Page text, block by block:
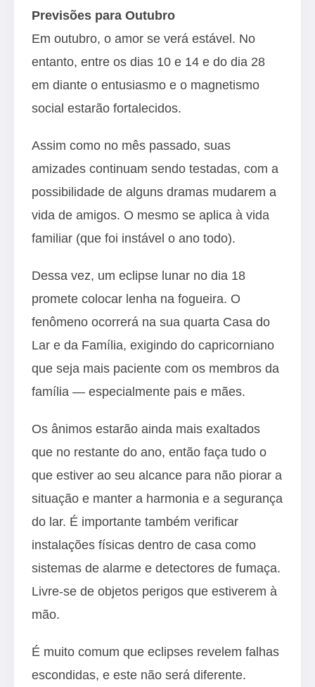
Previsões para Outubro
Em outubro, o amor se verá estável. No
entanto, entre os dias 10 e 14 e do dia 28
em diante o entusiasmo e o magnetismo
social estarão fortalecidos.
Assim como no mês passado, suas
amizades continuam sendo testadas, com a
possibilidade de alguns dramas mudarem a
vida de amigos. O mesmo se aplica à vida
familiar (que foi instável o ano todo).
Dessa vez, um eclipse lunar no dia 18
promete colocar lenha na fogueira. O
fenômeno ocorrerá na sua quarta Casa do
Lar e da Família, exigindo do capricorniano
que seja mais paciente com os membros da
família — especialmente pais e mães.
Os ânimos estarão ainda mais exaltados
que no restante do ano, então faça tudo o
que estiver ao seu alcance para não piorar a
situação e manter a harmonia e a segurança
do lar. É importante também verificar
instalações físicas dentro de casa como
sistemas de alarme e detectores de fumaça.
Livre-se de objetos perigos que estiverem à
mão.
É muito comum que eclipses revelem falhas
escondidas, e este não será diferente.